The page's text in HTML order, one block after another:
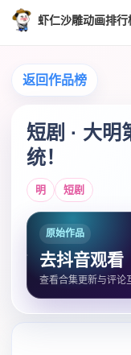
虾仁沙雕动画排行
返回作品榜
短剧 · 大明
统！
明 短剧
原始作品
去抖音观看
查看合集更新与评论